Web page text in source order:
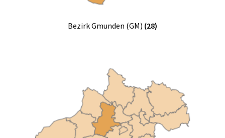
Bezirk Gmunden (GM) (28)